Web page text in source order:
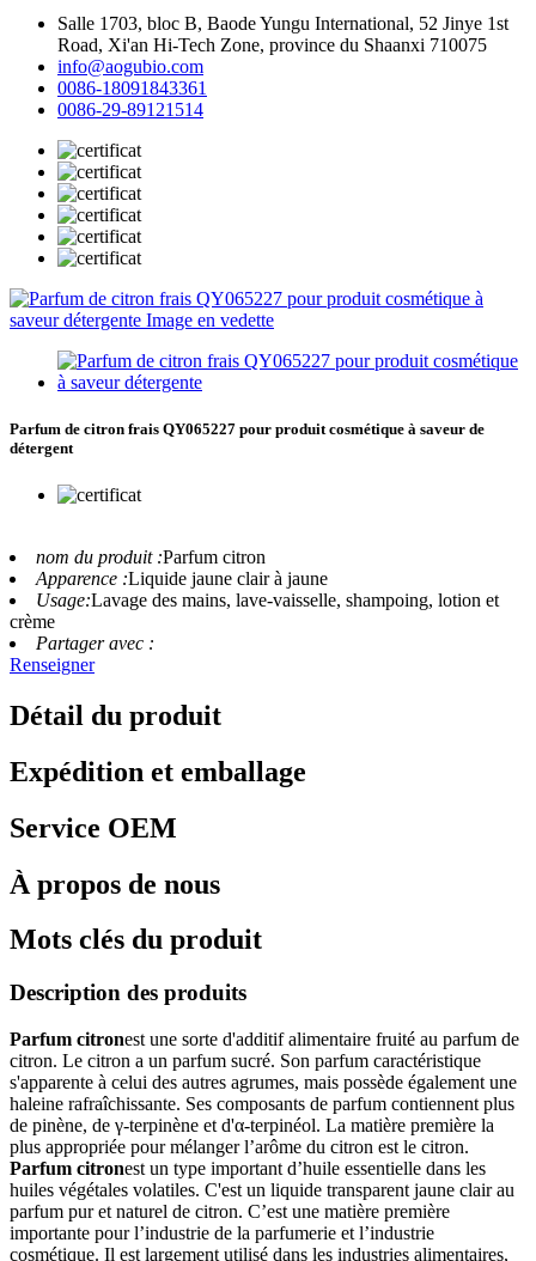
Salle 1703, bloc B, Baode Yungu International, 52 Jinye 1st
Road, Xi'an Hi-Tech Zone, province du Shaanxi 710075
info@aogubio.com
0086-18091843361
0086-29-89121514
Parfum de citron frais QY065227 pour produit cosmétique à saveur de
détergent
nom du produit :Parfum citron
Apparence :Liquide jaune clair à jaune
Usage:Lavage des mains, lave-vaisselle, shampoing, lotion et
crème
Partager avec :
Renseigner
Détail du produit
Expédition et emballage
Service OEM
À propos de nous
Mots clés du produit
Description des produits
Parfum citronest une sorte d'additif alimentaire fruité au parfum de
citron. Le citron a un parfum sucré. Son parfum caractéristique
s'apparente à celui des autres agrumes, mais possède également une
haleine rafraîchissante. Ses composants de parfum contiennent plus
de pinène, de γ-terpinène et d'α-terpinéol. La matière première la
plus appropriée pour mélanger l’arôme du citron est le citron.
Parfum citronest un type important d’huile essentielle dans les
huiles végétales volatiles. C'est un liquide transparent jaune clair au
parfum pur et naturel de citron. C’est une matière première
importante pour l’industrie de la parfumerie et l’industrie
cosmétique. Il est largement utilisé dans les industries alimentaires,